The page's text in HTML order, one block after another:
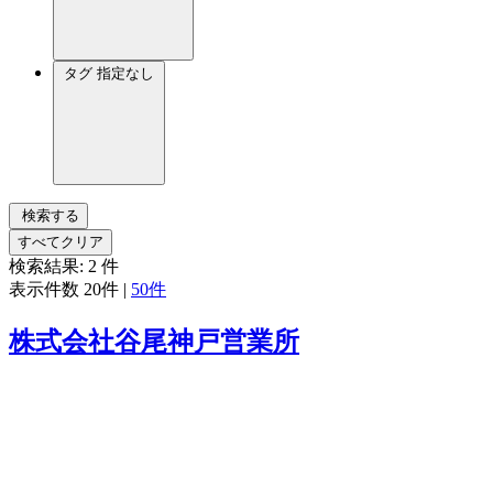
タグ 指定なし
検索する
すべてクリア
検索結果: 2 件
表示件数 20件 | 50件
株式会社谷尾神戸営業所